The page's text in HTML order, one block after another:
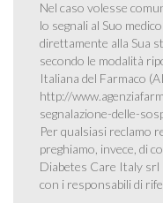
Nel caso volesse
lo segnali al Suo
direttamente alla Sua
secondo le modalità
Italiana del Farmaco
http://
segnalazione-delle-
Per qualsiasi reclamo
preghiamo, invece, di
Diabetes Care Italy srl
con i responsabili di